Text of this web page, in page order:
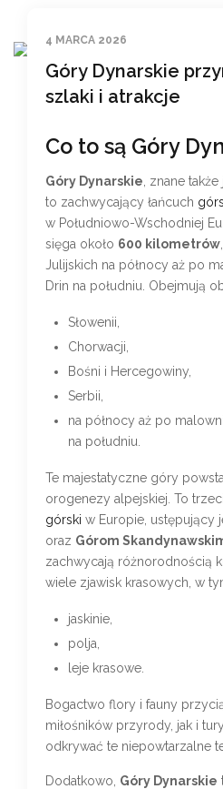
4 MARCA 2026
Góry Dynarskie
szlaki i atrakcje
Co to są Góry
Góry Dynarskie , znane także
to zachwycający łańcuch
w Południowo-Wschodniej
sięga około 600 kilometrów
Julijskich na północy aż po
Drin na południu. Obejmują
Słowenii,
Chorwacji,
Bośni i Hercegowiny,
Serbii,
na północy aż po
na południu.
Te majestatyczne góry
orogenezy alpejskiej. To
górski w Europie, ustępujący
oraz Górom
zachwycają różnorodnością
wiele zjawisk krasowych, w
jaskinie,
polja,
leje krasowe.
Bogactwo flory i fauny
miłośników przyrody, jak i
odkrywać te niepowtarzalne
Dodatkowo, Góry Dynarskie